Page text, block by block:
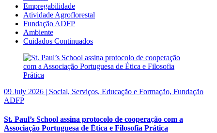
Empregabilidade
Atividade Agroflorestal
Fundação ADFP
Ambiente
Cuidados Continuados
09 July 2026 | Social, Serviços, Educação e Formação, Fundação
ADFP
St. Paul’s School assina protocolo de cooperação com a
Associação Portuguesa de Ética e Filosofia Prática